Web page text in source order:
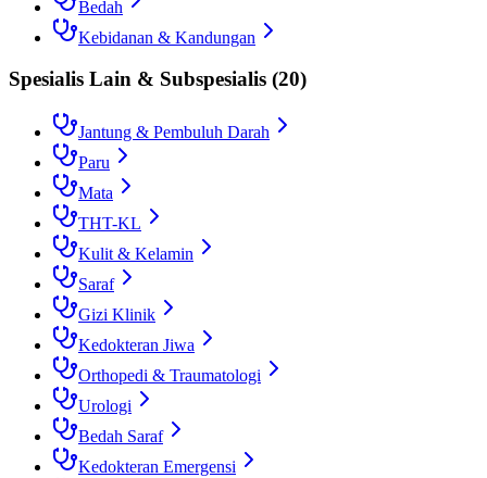
Bedah
Kebidanan & Kandungan
Spesialis Lain & Subspesialis (20)
Jantung & Pembuluh Darah
Paru
Mata
THT-KL
Kulit & Kelamin
Saraf
Gizi Klinik
Kedokteran Jiwa
Orthopedi & Traumatologi
Urologi
Bedah Saraf
Kedokteran Emergensi